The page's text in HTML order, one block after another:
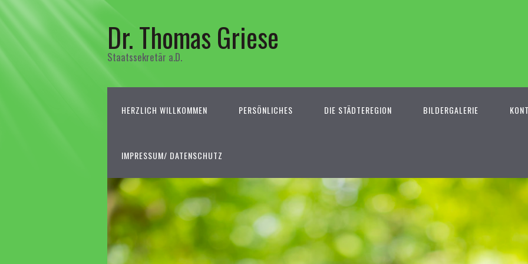
Dr. Thomas Griese
Staatssekretär a.D.
HERZLICH WILLKOMMEN PERSÖNLICHES DIE STÄDTEREGION BILDERGALERIE
IMPRESSUM/ DATENSCHUTZ